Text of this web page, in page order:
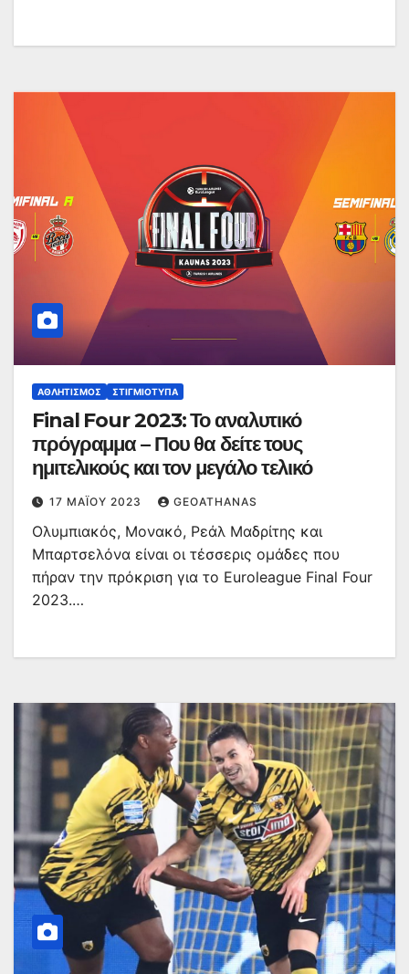
ΑΘΛΗΤΙΣΜΌΣ ΣΤΙΓΜΙΌΤΥΠΑ
Final Four 2023: Το αναλυτικό
πρόγραμμα – Που θα δείτε τους
ημιτελικούς και τον μεγάλο τελικό
17 ΜΑΪ́ΟΥ 2023 GEOATHANAS
Ολυμπιακός, Μονακό, Ρεάλ Μαδρίτης και
Μπαρτσελόνα είναι οι τέσσερις ομάδες που
πήραν την πρόκριση για το Euroleague Final Four
2023.…